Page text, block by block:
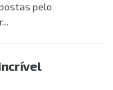
pelo